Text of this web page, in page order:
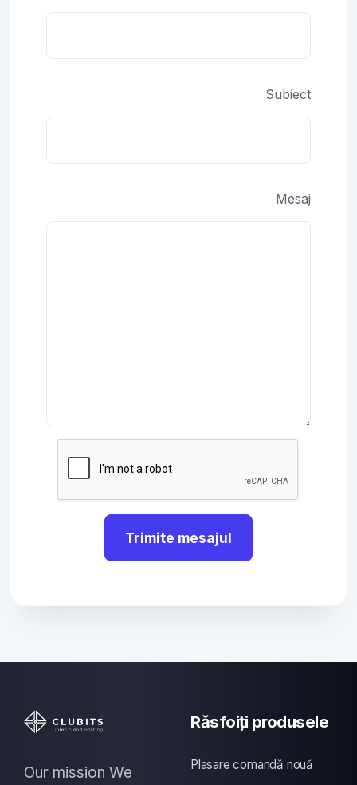
Subiect
Mesaj
Trimite mesajul
Our mission We
Răsfoiți produsele
Plasare comandă nouă